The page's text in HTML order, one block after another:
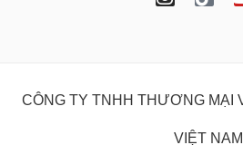
CÔNG TY TNHH THƯƠNG MẠI
VIỆT NAM